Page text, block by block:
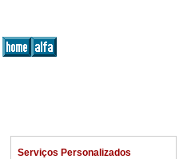
Serviços Personalizados